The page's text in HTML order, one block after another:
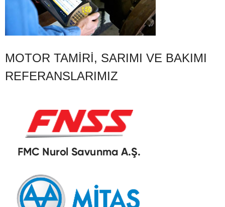
MOTOR TAMIRI, SARIMI VE BAKIMI
REFERANSLARIMIZ